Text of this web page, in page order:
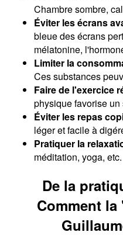
Chambre sombre,
Éviter les écrans
bleue des écrans
mélatonine,
Limiter la
Ces substances
Faire de l'exercice
physique favorise
Éviter les repas
léger et facile à
Pratiquer la
méditation, yoga, etc.
De la
Comment